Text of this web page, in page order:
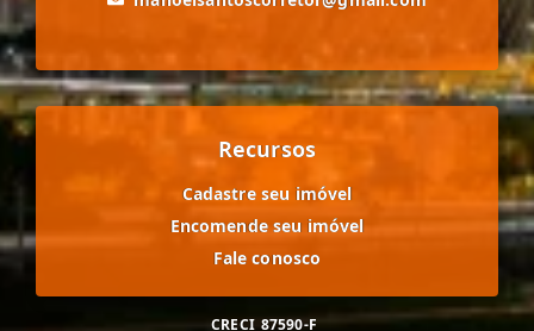
Recursos
Cadastre seu imóvel
Encomende seu imóvel
Fale conosco
CRECI 87590-F